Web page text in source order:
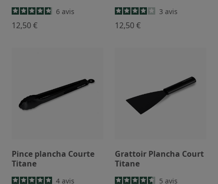
6 avis
12,50 €
3 avis
12,50 €
Pince plancha Courte
Titane
4 avis
Grattoir Plancha Court
Titane
5 avis